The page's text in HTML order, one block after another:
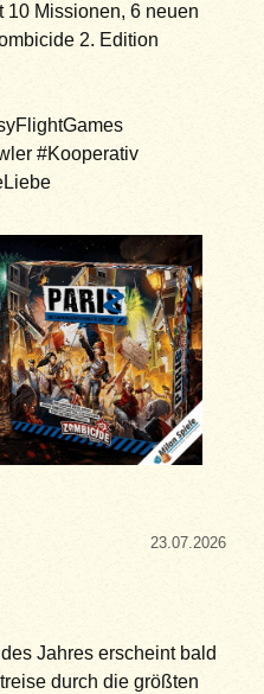
10 Missionen, 6 neuen
2. Edition
#Kooperativ
23.07.2026
Jahres erscheint bald
durch die größten